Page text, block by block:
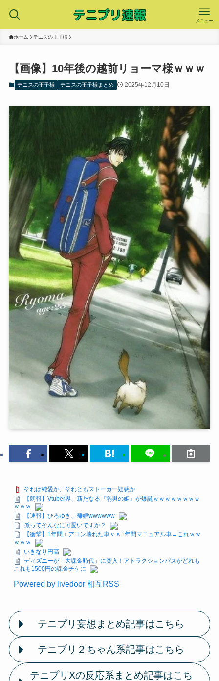
メニュー
ホーム テニスの王子様
【画像】10年後の越前リョーマ様ｗｗｗ
テニスの王子様 テニスの王子様まとめ 2025年12月10日
それは純愛か、それともストーカー疑惑か
【朗報】Vtuber界、新たなる『弱男の姫』が爆誕ｗｗｗｗｗｗｗｗ
ｗｗｗ
【速報】ひろゆき、離婚wwwwww
孫ってそんなに可愛いですか？
【衝撃】1年間エアコン壊れた車ｖｓ1年間マニュアル車←これｗｗ
ｗｗｗ
いきなり円高
ディズニーが「大課金時代」に突入！アトラクションパスがどれも
これも1500円の課金チケに
Powered by livedoor 相互RSS
テニプリ妄想まとめ記事はこちら
テニプリ２ちゃん系記事はこちら
テニプリXの反応系まとめ記事はこち